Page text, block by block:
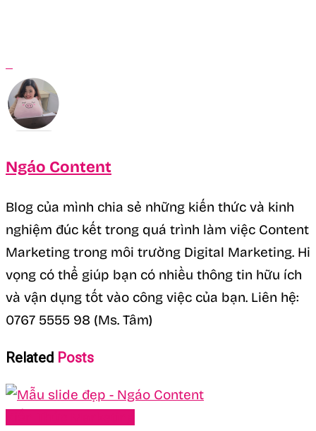
Ngáo Content
Blog của mình chia sẻ những kiến thức và kinh
nghiệm đúc kết trong quá trình làm việc Content
Marketing trong môi trường Digital Marketing. Hi
vọng có thể giúp bạn có nhiều thông tin hữu ích
và vận dụng tốt vào công việc của bạn. Liên hệ:
0767 5555 98 (Ms. Tâm)
Related Posts